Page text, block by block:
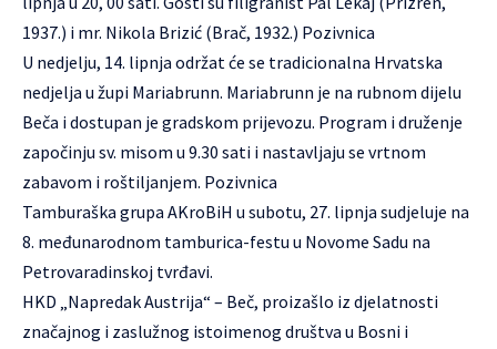
1937.) i mr. Nikola Brizić (Brač, 1932.) Pozivnica
U nedjelju, 14. lipnja održat će se tradicionalna Hrvatska
nedjelja u župi Mariabrunn. Mariabrunn je na rubnom dijelu
Beča i dostupan je gradskom prijevozu. Program i druženje
započinju sv. misom u 9.30 sati i nastavljaju se vrtnom
zabavom i roštiljanjem. Pozivnica
Tamburaška grupa AKroBiH u subotu, 27. lipnja sudjeluje na
8. međunarodnom tamburica-festu u Novome Sadu na
Petrovaradinskoj tvrđavi.
HKD „Napredak Austrija“ – Beč, proizašlo iz djelatnosti
značajnog i zaslužnog istoimenog društva u Bosni i